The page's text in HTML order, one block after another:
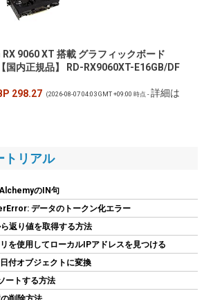
9060 XT 搭載 グラフィックボード
国内正規品】 RD-RX9060XT-E16GB/DF
298.27 (2026-08-07 04:03 GMT +09:00 時点 -詳細は
PRO SE - ブラックアウトデュアルタワ
本の6mm熱管、デュアル120x120x25mm
1851/1200/115X対応；AMD
| 6本のヒートパイプ、デュアル120mm
トリアル
のIN句
データのトークン化エラー
返り値を取得する方法
を使用してローカルIPアドレスを見つける
付オブジェクトに変換
ートする方法